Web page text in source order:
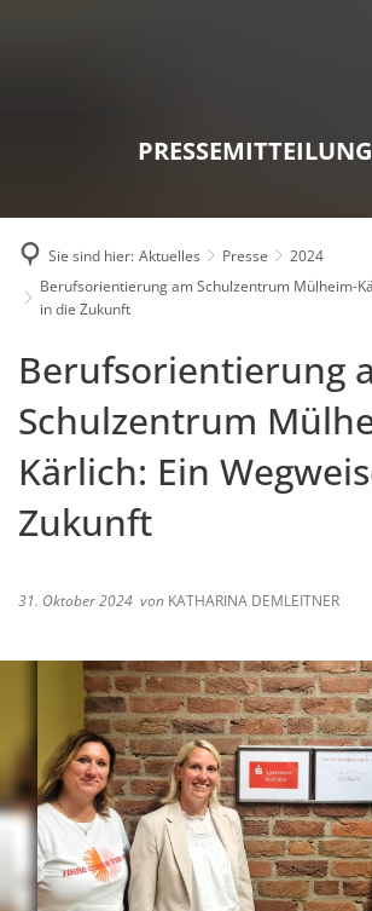
Sie sind hier: Aktuelles Presse
2024
Berufsorientierung am Schulzentrum Mülheim-
in die Zukunft
Berufsorientierung
Schulzentrum
Kärlich: Ein
Zukunft
31. Oktober 2024 von KATHARINA DEMLEITNER